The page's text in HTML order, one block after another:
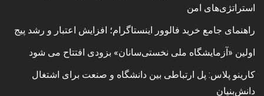
استراتژی‌های امن
راهنمای جامع خرید فالوور اینستاگرام؛ افزایش اعتبار و رشد پیج
اولین «آزمایشگاه ملی نخستی‌سانان» بزودی افتتاح می شود
کارینو پلاس: پل ارتباطی بین دانشگاه و صنعت برای اشتغال
دانش‌بنیان